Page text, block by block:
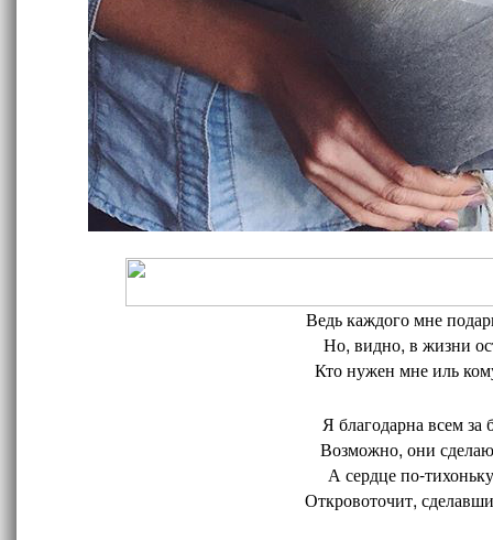
Ведь каждого мне
Но, видно, в жизни
Кто нужен мне иль
Я благодарна всем за
Возможно, они
А сердце по-
Откровоточит,